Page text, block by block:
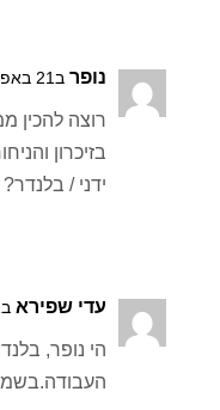
נופר ב21 באפריל 2016 ב11:55
רוצה להכין
בזיכרון
ידני /
עדי שפירא ב21 באפריל 2016 ב13:38
הי נופר,